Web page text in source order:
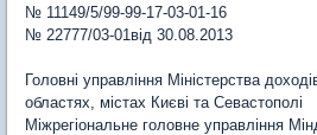
№ 11149/5/99-99-17-03-01-16
№ 22777/03-01від 30.08.2013
Головні управління Міністерства
областях, містах Києві та Севастополі
Міжрегіональне головне управління